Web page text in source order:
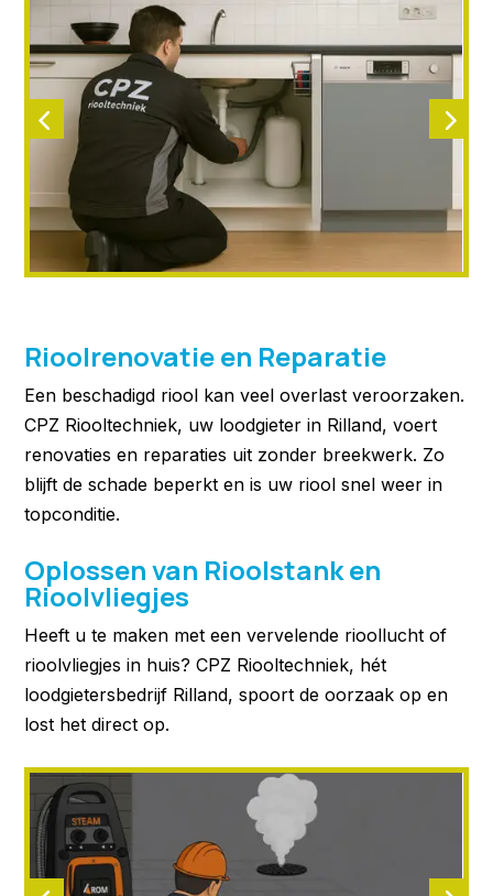
Rioolrenovatie en Reparatie
Een beschadigd riool kan veel overlast veroorzaken.
CPZ Riooltechniek, uw loodgieter in Rilland, voert
renovaties en reparaties uit zonder breekwerk. Zo
blijft de schade beperkt en is uw riool snel weer in
topconditie.
Oplossen van Rioolstank en
Rioolvliegjes
Heeft u te maken met een vervelende rioollucht of
rioolvliegjes in huis? CPZ Riooltechniek, hét
loodgietersbedrijf Rilland, spoort de oorzaak op en
lost het direct op.